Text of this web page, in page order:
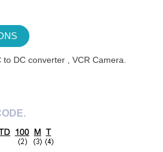
DC converter , VCR Camera.